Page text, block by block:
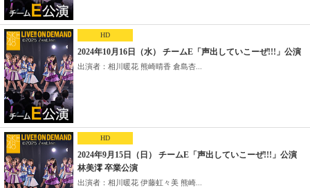
HD
2024年10月16日（水） チームE「声出していこーぜ!!!」公演
出演者：相川暖花 熊崎晴香 倉島杏...
HD
2024年9月15日（日） チームE「声出していこーぜ!!!」公演
林美澪 卒業公演
出演者：相川暖花 伊藤虹々美 熊崎...